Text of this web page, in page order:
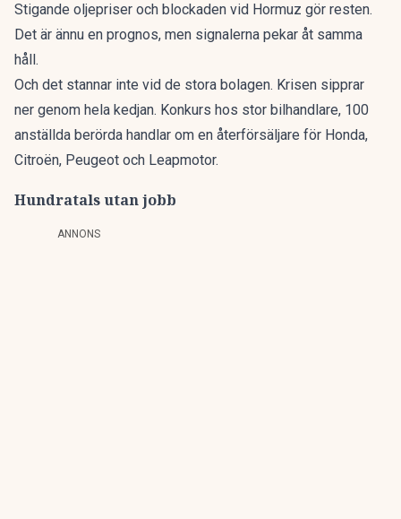
Stigande oljepriser och blockaden vid Hormuz gör resten.
Det är ännu en prognos, men signalerna pekar åt samma
håll.
Och det stannar inte vid de stora bolagen. Krisen sipprar
ner genom hela kedjan. Konkurs hos stor bilhandlare, 100
anställda berörda handlar om en återförsäljare för Honda,
Citroën, Peugeot och Leapmotor.
Hundratals utan jobb
ANNONS